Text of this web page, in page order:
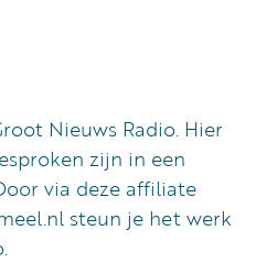
Nieuws Radio. Hier
zijn in een
via deze affiliate
steun je het werk